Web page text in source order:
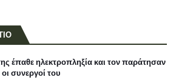
έπαθε ηλεκτροπληξία και τον παράτησαν
συνεργοί του